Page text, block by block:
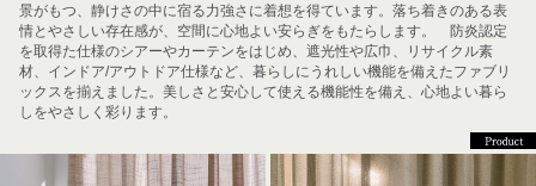
景がもつ、静けさの中に宿る力強さに着想を得ています。落ち着きのある表
情とやさしい存在感が、空間に心地よい安らぎをもたらします。 防炎認定
を取得た仕様のシアーやカーテンをはじめ、遮光性や広巾、リサイクル素
材、インドア/アウトドア仕様など、暮らしにうれしい機能を備えたファブリ
ックスを揃えました。美しさと安心して使える機能性を備え、心地よい暮ら
しをやさしく彩ります。